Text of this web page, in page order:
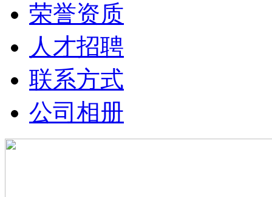
荣誉资质
人才招聘
联系方式
公司相册